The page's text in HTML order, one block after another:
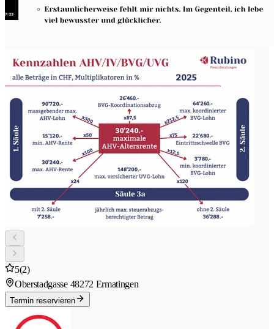
5(2)
Oberstadgasse 48272 Ermatingen
Termin reservieren